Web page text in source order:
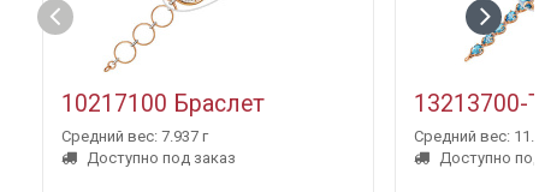
10217100 Браслет
Средний вес: 7.937 г
Доступно под заказ
13213700-
Средний вес:
Доступно